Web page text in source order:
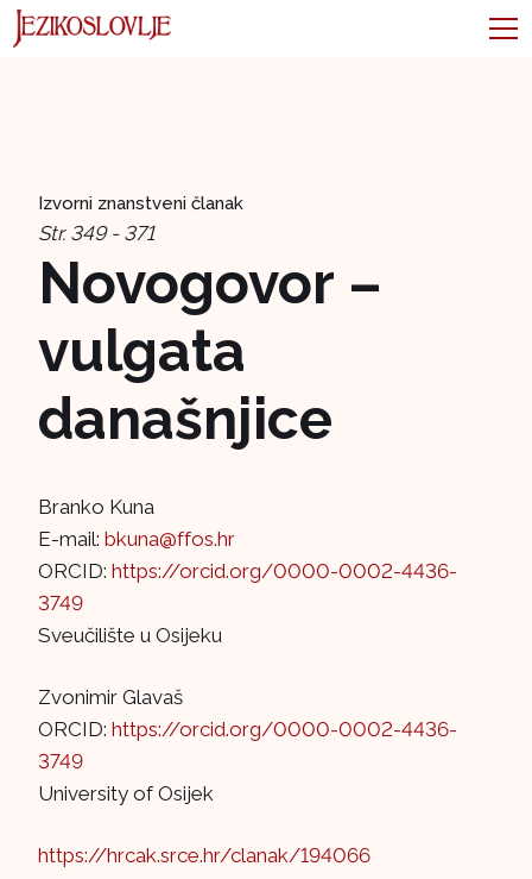
Izvorni znanstveni članak
Str. 349 - 371
Novogovor –
vulgata
današnjice
Branko Kuna
E-mail: bkuna@ffos.hr
ORCID: https://orcid.org/0000-0002-4436-
3749
Sveučilište u Osijeku
Zvonimir Glavaš
ORCID: https://orcid.org/0000-0002-4436-
3749
University of Osijek
https://hrcak.srce.hr/clanak/194066